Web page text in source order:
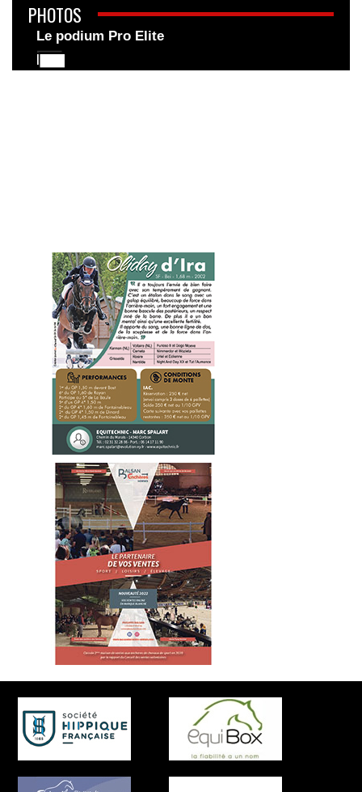
PHOTOS
Le podium Pro Elite